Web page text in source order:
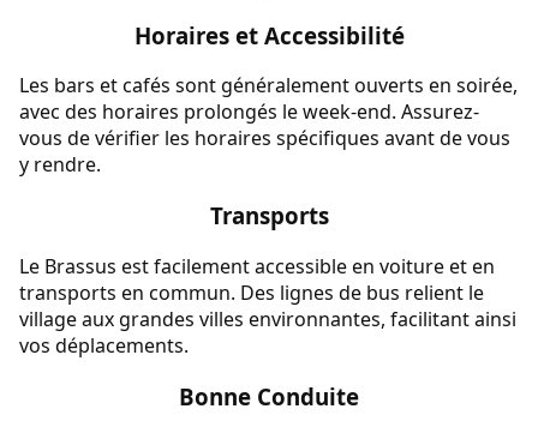
Horaires et Accessibilité
Les bars et cafés sont généralement ouverts en soirée,
avec des horaires prolongés le week-end. Assurez-
vous de vérifier les horaires spécifiques avant de vous
y rendre.
Transports
Le Brassus est facilement accessible en voiture et en
transports en commun. Des lignes de bus relient le
village aux grandes villes environnantes, facilitant ainsi
vos déplacements.
Bonne Conduite